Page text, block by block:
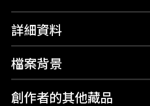
詳細資料
檔案背景
創作者的其他藏品